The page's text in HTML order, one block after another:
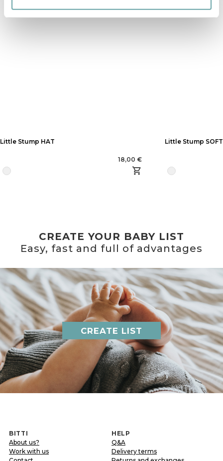
Little Stump HAT
18,00 €
Little Stump SOFT
CREATE YOUR BABY LIST
Easy, fast and full of advantages
CREATE LIST
BITTI
About us?
Work with us
HELP
Q&A
Delivery terms